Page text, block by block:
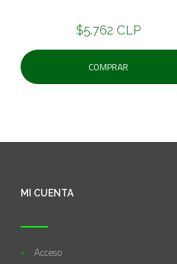
$5.762 CLP
COMPRAR
MI CUENTA
Acceso